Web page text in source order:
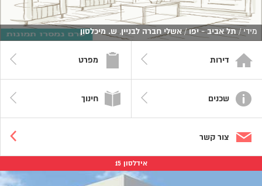
מידי /תל אביב - יפו/אשלי חברה לבניין, ש. מיכלסון
דירות מפרט
שכנים חינוך
צור קשר
אידלסון 15